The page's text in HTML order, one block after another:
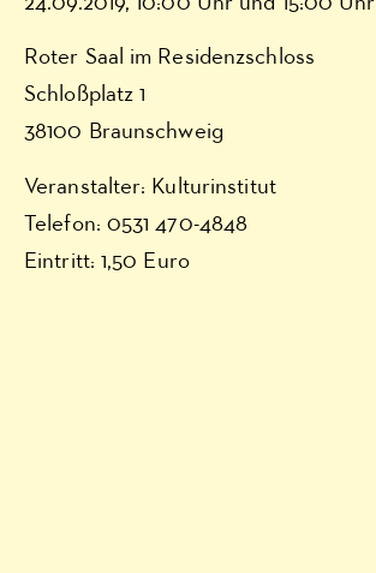
Roter Saal im Residenzschloss
Schloßplatz 1
38100 Braunschweig
Veranstalter: Kulturinstitut
Telefon: 0531 470-4848
Eintritt: 1,50 Euro